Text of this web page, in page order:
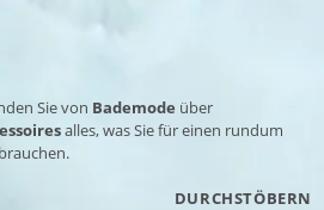
Sie von Bademode über
alles, was Sie für einen rundum
DURCHSTÖBERN